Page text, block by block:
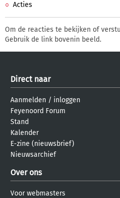
Acties
Om de reacties te bekijken of
Gebruik de link bovenin beeld.
Direct naar
Aanmelden / inloggen
Feyenoord Forum
Stand
Kalender
E-zine (nieuwsbrief)
Nieuwsarchief
Over ons
Voor webmasters